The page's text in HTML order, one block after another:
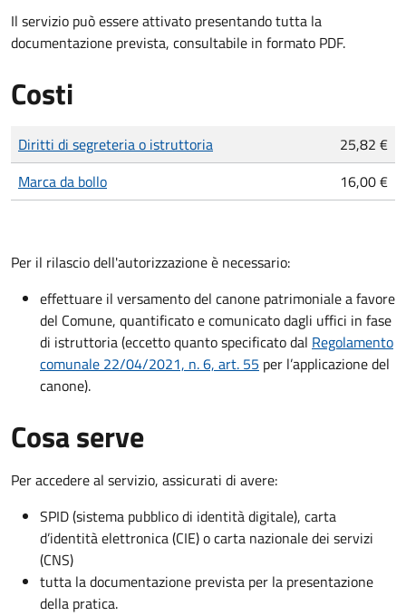
Il servizio può essere attivato presentando tutta la
documentazione prevista, consultabile in formato PDF.
Costi
Tipo di pagamento
Importo
Diritti di segreteria o istruttoria
25,82 €
Marca da bollo
16,00 €
Per il rilascio dell'autorizzazione è necessario:
effettuare il versamento del canone patrimoniale a favore
del Comune, quantificato e comunicato dagli uffici in fase
di istruttoria (eccetto quanto specificato dal Regolamento
comunale 22/04/2021, n. 6, art. 55 per l’applicazione del
canone).
Cosa serve
Per accedere al servizio, assicurati di avere:
SPID (sistema pubblico di identità digitale), carta
d’identità elettronica (CIE) o carta nazionale dei servizi
(CNS)
tutta la documentazione prevista per la presentazione
della pratica.